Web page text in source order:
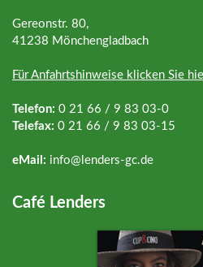
Gereonstr. 80,
41238 Mönchengladbach
Für Anfahrtshinweise klicken Sie
Telefon: 0 21 66 / 9 83 03-0
Telefax: 0 21 66 / 9 83 03-15
eMail: info@ lenders-gc.de
Café Lenders